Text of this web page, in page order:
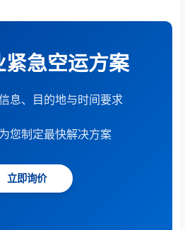
紧急空运方案
息、目的地与时间要求
您制定最快解决方案
立即询价